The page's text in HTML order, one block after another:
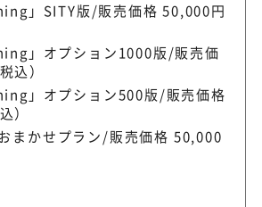
」SITY版/販売価格 50,000円
」オプション1000版/販売価
込）
」オプション500版/販売価格
）
まかせプラン/販売価格 50,000